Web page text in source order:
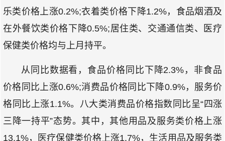
乐类价格上涨0.2%;衣着类价格下降1.2%，食品烟酒及
在外餐饮类价格下降0.5%;居住类、交通通信类、医疗
保健类价格均与上月持平。
从同比数据看，食品价格同比下降2.3%，非食品
价格同比上涨0.6%;消费品价格同比下降0.9%，服务价
格同比上涨1.1%。八大类消费品价格指数同比呈“四涨
三降一持平”态势。其中，其他用品及服务类价格上涨
13.1%，医疗保健类价格上涨1.7%，生活用品及服务类